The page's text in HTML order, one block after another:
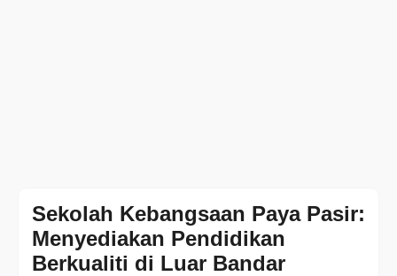
Sekolah Kebangsaan Paya Pasir:
Menyediakan Pendidikan
Berkualiti di Luar Bandar